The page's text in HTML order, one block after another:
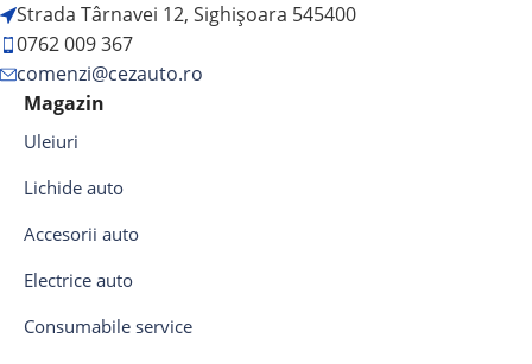
Strada Târnavei 12, Sighișoara 545400
0762 009 367
comenzi@cezauto.ro
Magazin
Uleiuri
Lichide auto
Accesorii auto
Electrice auto
Consumabile service